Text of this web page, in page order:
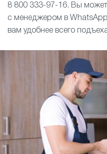
8 800 333-97-16. Вы
с менеджером в
вам удобнее всего